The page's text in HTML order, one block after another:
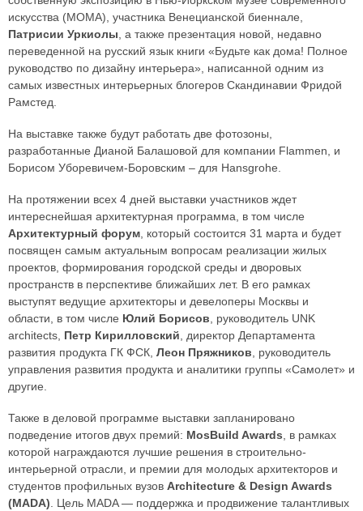
искусства (MOMA), участника Венецианской биеннале,
Патрисии Уркиолы , а также презентация новой, недавно
переведенной на русский язык книги «Будьте как дома! Полное
руководство по дизайну интерьера», написанной одним из
самых известных интерьерных блогеров Скандинавии Фридой
Рамстед.
На выставке также будут работать две фотозоны,
разработанные Дианой Балашовой для компании Flammen, и
Борисом Уборевичем-Боровским – для Hansgrohe.
На протяжении всех 4 дней выставки участников ждет
интереснейшая архитектурная программа, в том числе
Архитектурный форум , который состоится 31 марта и будет
посвящен самым актуальным вопросам реализации жилых
проектов, формирования городской среды и дворовых
пространств в перспективе ближайших лет. В его рамках
выступят ведущие архитекторы и девелоперы Москвы и
области, в том числе Юлий Борисов , руководитель UNK
architects, Петр Кирилловский , директор Департамента
развития продукта ГК ФСК, Леон Пряжников , руководитель
управления развития продукта и аналитики группы «Самолет» и
другие.
Также в деловой программе выставки запланировано
подведение итогов двух премий: MosBuild Awards , в рамках
которой награждаются лучшие решения в строительно-
интерьерной отрасли, и премии для молодых архитекторов и
студентов профильных вузов Architecture & Design Awards
(MADA) . Цель MADA — поддержка и продвижение талантливых